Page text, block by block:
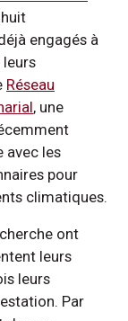
engagés à
Réseau
, une
avec les
pour
climatiques.
ont
leurs
leurs
Par